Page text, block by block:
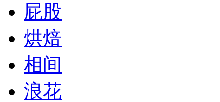
屁股
烘焙
相间
浪花